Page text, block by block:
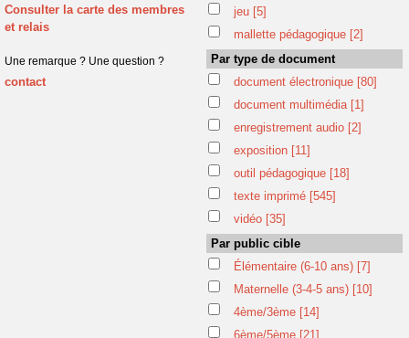
Consulter la carte des membres
et relais
Une remarque ? Une question ?
contact
jeu [5]
mallette pédagogique [2]
Par type de document
document électronique [80]
document multimédia [1]
enregistrement audio [2]
exposition [11]
outil pédagogique [18]
texte imprimé [545]
vidéo [35]
Par public cible
Élémentaire (6-10 ans) [7]
Maternelle (3-4-5 ans) [10]
4ème/3ème [14]
6ème/5ème [21]